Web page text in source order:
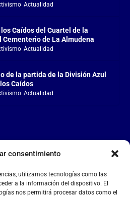
consentimiento
utilizamos tecnologías como las
a la información del dispositivo. El
nos permitirá procesar datos como el
,Actualidad
Caídos del Cuartel de la
Cementerio de La Almudena
,Actualidad
de la partida de la División Azul
Caídos
,Actualidad